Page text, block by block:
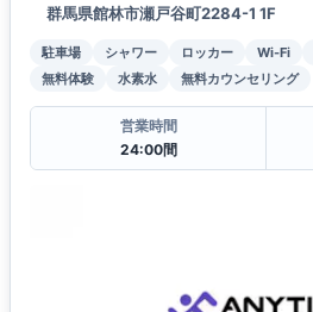
群馬県館林市瀬戸谷町2284-1 1F
駐車場 シャワー ロッカー Wi-Fi
無料体験
水素水 無料カウンセリング
営業時間
24:00間